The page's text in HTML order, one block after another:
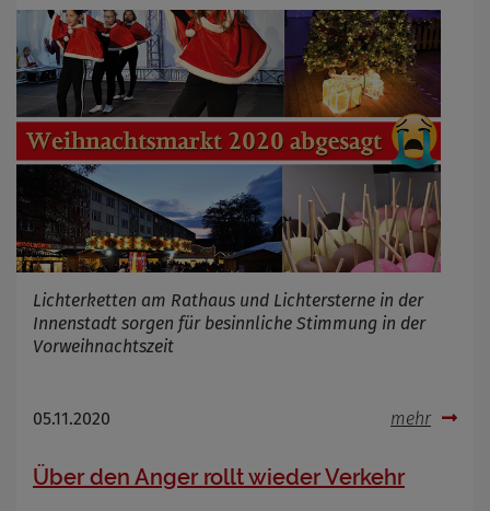
Lichterketten am Rathaus und Lichtersterne in der
Innenstadt sorgen für besinnliche Stimmung in der
Vorweihnachtszeit
05.11.2020 mehr
Über den Anger rollt wieder Verkehr
Cookie Name
_osm_totp_token
Cookie Laufzeit
Name
Cookies die bei der Verwendung von
OpenWeatherAPI gesetzt werden
Anbieter
Zweck
Cookie Name
Cookie Laufzeit
Infos schließen